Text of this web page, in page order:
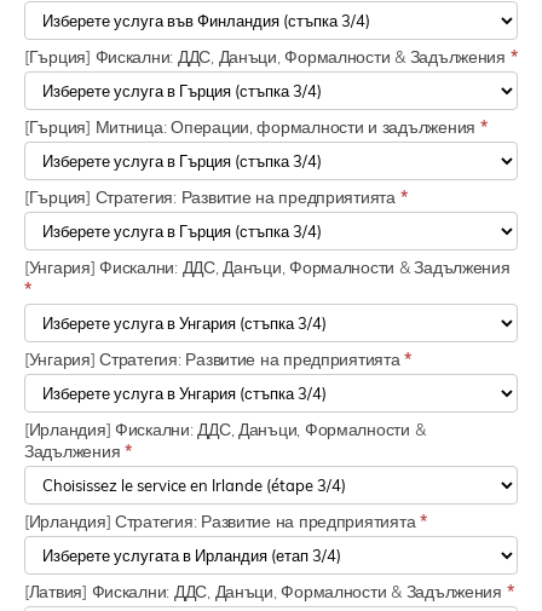
[Гърция] Фискални: ДДС, Данъци, Формалности & Задължения *
[Гърция] Митница: Операции, формалности и задължения *
[Гърция] Стратегия: Развитие на предприятията *
[Унгария] Фискални: ДДС, Данъци, Формалности & Задължения
*
[Унгария] Стратегия: Развитие на предприятията*
[Ирландия] Фискални: ДДС, Данъци, Формалности &
Задължения*
[Ирландия] Стратегия: Развитие на предприятията*
[Латвия] Фискални: ДДС, Данъци, Формалности & Задължения *